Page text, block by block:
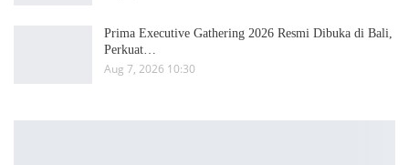
Prima Executive Gathering 2026 Resmi Dibuka di Bali,
Perkuat…
Aug 7, 2026 10:30